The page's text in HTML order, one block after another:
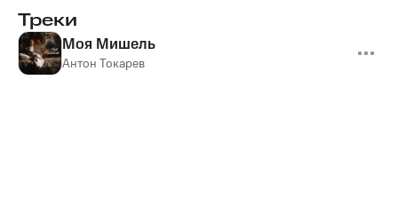
Треки
Моя Мишель
Антон Токарев